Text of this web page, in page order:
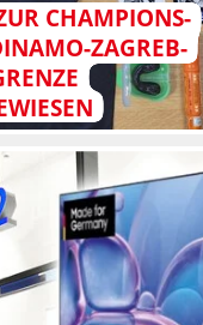
CHAMPIONS-
ZAGREB-